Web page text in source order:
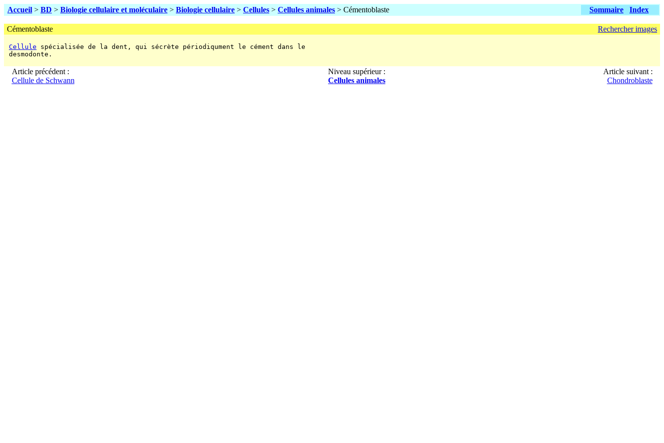
Accueil > BD > Biologie cellulaire et moléculaire > Biologie cellulaire > Cellules > Cellules animales > Cémentoblaste Sommaire Index
Cémentoblaste Rechercher images
Cellule spécialisée de la dent, qui sécrète périodiqument le cément dans le
desmodonte.
Article précédent :
Cellule de Schwann
Niveau supérieur :
Cellules animales
Article suivant :
Chondroblaste